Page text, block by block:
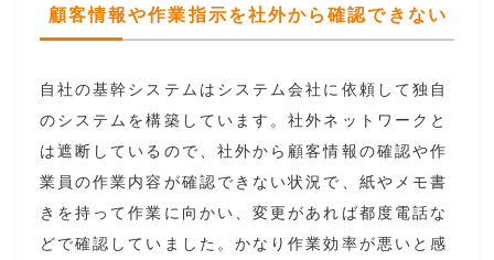
顧客情報や作業指示を社外から確認できない
自社の基幹システムはシステム会社に依頼して独自
のシステムを構築しています。社外ネットワークと
は遮断しているので、社外から顧客情報の確認や作
業員の作業内容が確認できない状況で、紙やメモ書
きを持って作業に向かい、変更があれば都度電話な
どで確認していました。かなり作業効率が悪いと感